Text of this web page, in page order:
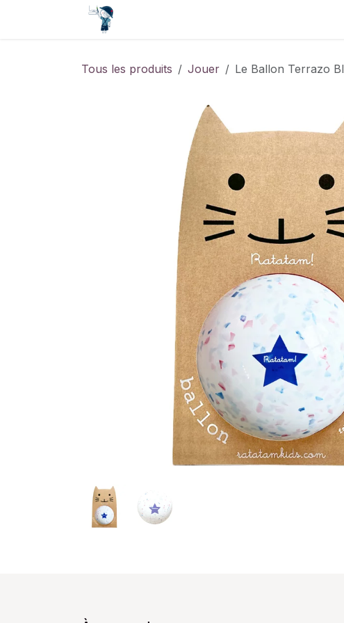
Se rendre au contenu
Tous les produits Jouer Le Ballon Terrazo